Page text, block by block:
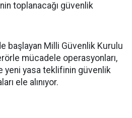
toplanacağı güvenlik
başlayan Milli Güvenlik Kurulu
mücadele operasyonları,
yeni yasa teklifinin güvenlik
ele alınıyor.